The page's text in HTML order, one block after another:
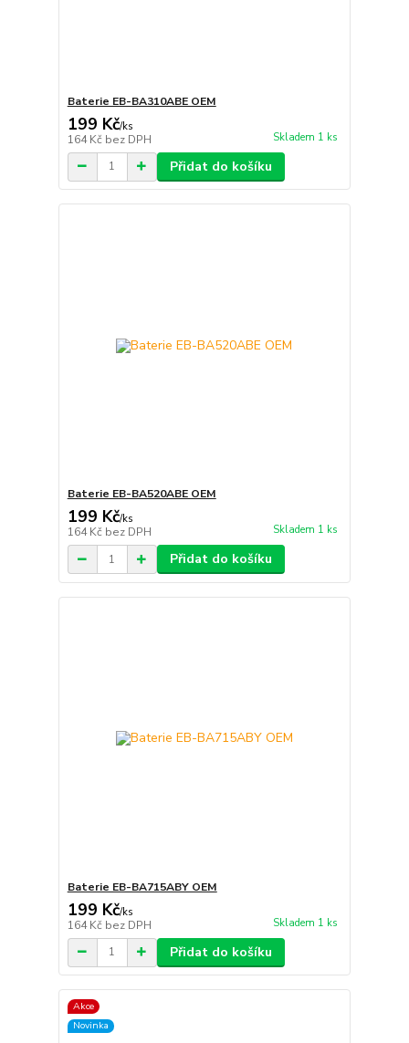
Baterie EB-BA310ABE OEM
199 Kč/ks
164 Kč bez DPH Skladem 1 ks
Přidat do košíku
Baterie EB-BA520ABE OEM
199 Kč/ks
164 Kč bez DPH Skladem 1 ks
Přidat do košíku
Baterie EB-BA715ABY OEM
199 Kč/ks
164 Kč bez DPH Skladem 1 ks
Přidat do košíku
Akce
Novinka